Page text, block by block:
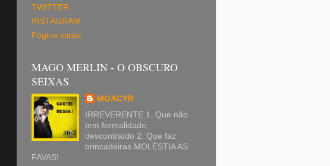
TWITTER
INSTAGRAM
Página inicial
MAGO MERLIN - O OBSCURO
SEIXAS
MOACYR
IRREVERENTE 1. Que não
tem formalidade;
descontraído 2. Que faz
brincadeiras MOLÉSTIA AS
FAVAS!